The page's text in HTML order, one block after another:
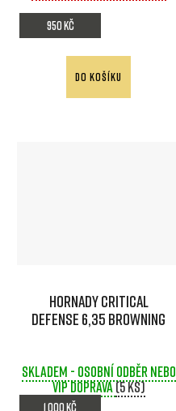
950 Kč
DO KOŠÍKU
Hornady Critical
Defense 6,35 Browning
Skladem - osobní odběr nebo
VIP doprava(5 ks)
1 000 Kč